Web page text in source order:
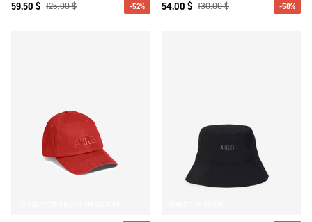
59,50 $ 125,00 $ -52% 54,00 $ 130,00 $ -58%